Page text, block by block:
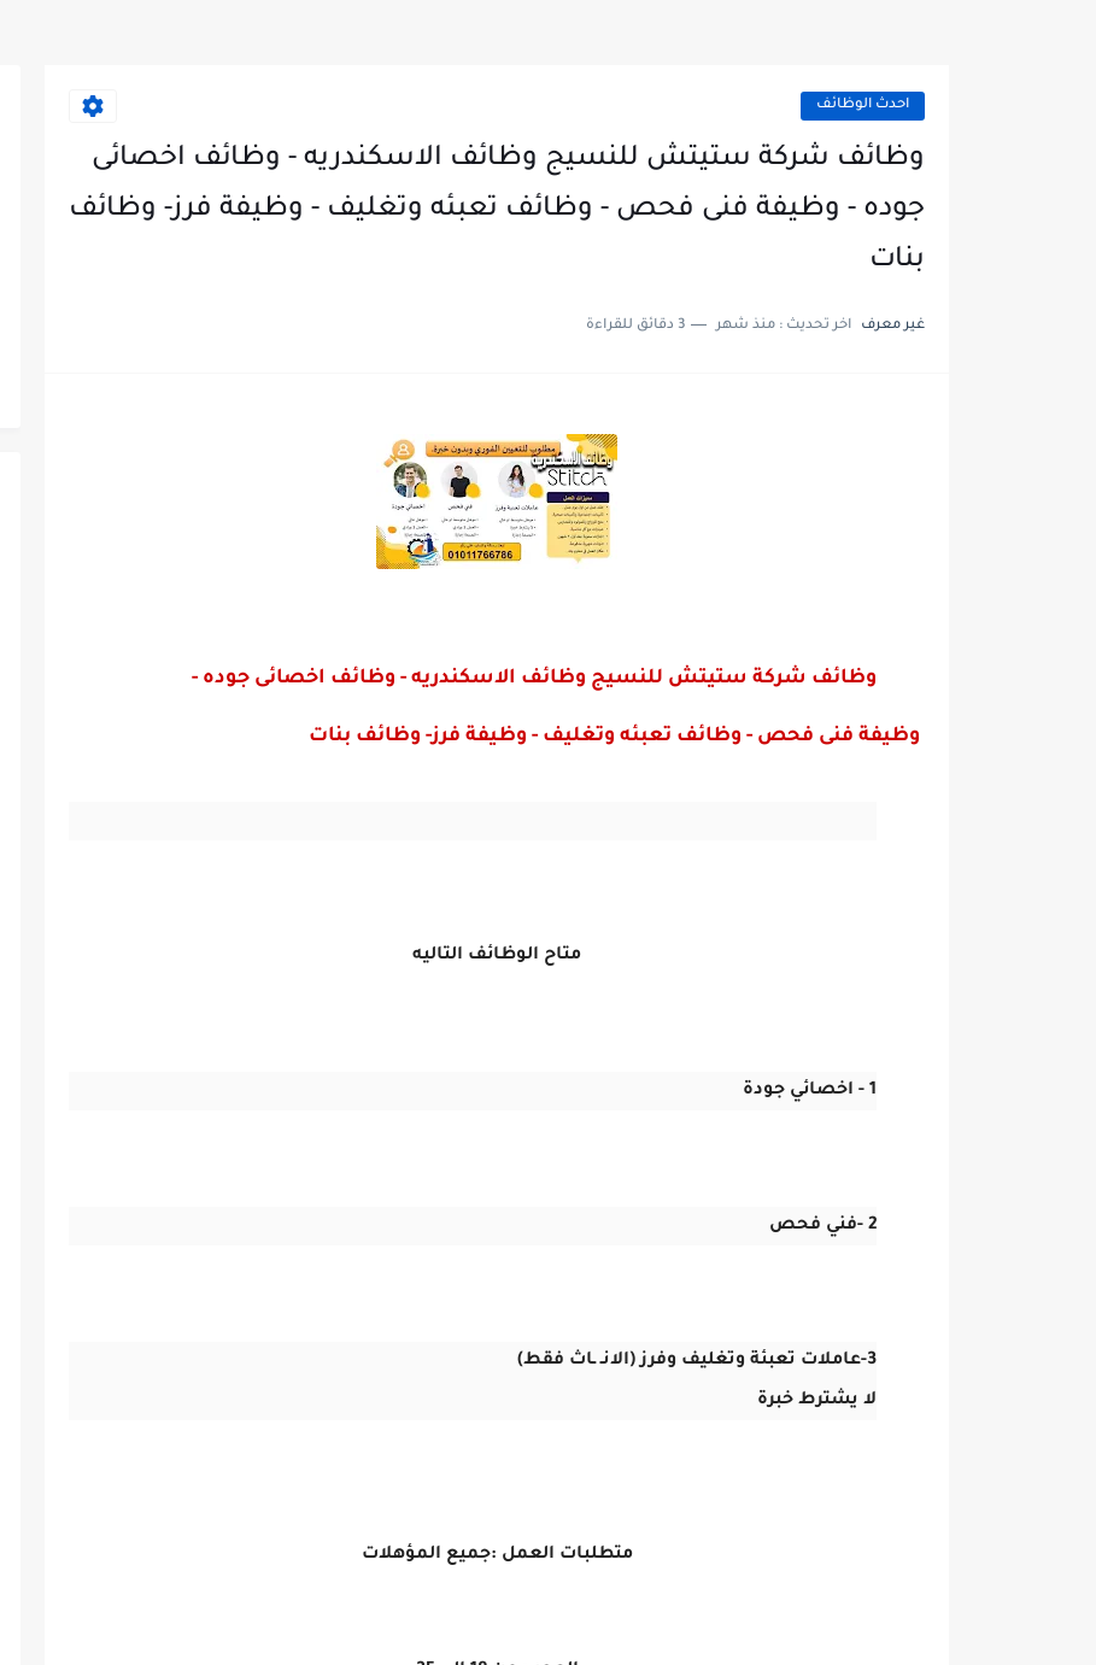
احدث الوظائف
وظائف شركة ستيتش للنسيج وظائف الاسكندريه - وظائف اخصائى
جوده - وظيفة فنى فحص - وظائف تعبئه وتغليف - وظيفة فرز- وظائف
بنات
غير معرف اخر تحديث : منذ شهر 3 دقائق للقراءة
وظائف شركة ستيتش للنسيج وظائف الاسكندريه - وظائف اخصائى جوده -
وظيفة فنى فحص - وظائف تعبئه وتغليف - وظيفة فرز- وظائف بنات
متاح الوظائف التاليه
1 - اخصائي جودة
2 -فني فحص
3-عاملات تعبئة وتغليف وفرز (الانـ ـاث فقط)
لا يشترط خبرة
متطلبات العمل :جميع المؤهلات